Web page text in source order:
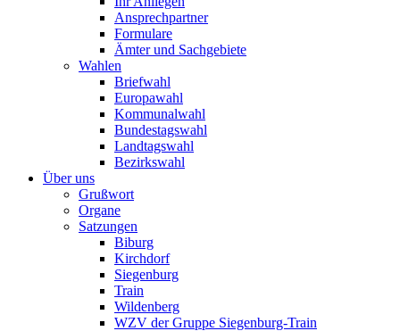
Ansprechpartner
Formulare
Ämter und Sachgebiete
Wahlen
Briefwahl
Europawahl
Kommunalwahl
Bundestagswahl
Landtagswahl
Bezirkswahl
Über uns
Grußwort
Organe
Satzungen
Biburg
Kirchdorf
Siegenburg
Train
Wildenberg
WZV der Gruppe Siegenburg-Train